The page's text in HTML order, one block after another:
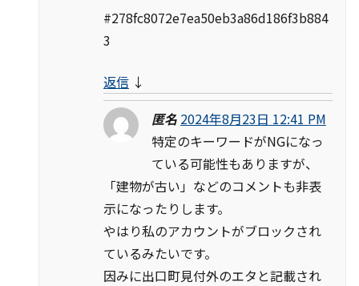
#278fc8072e7ea50eb3a86d186f3b884
3
返信 ↓
匿名 2024年8月23日 12:41 PM
特定のキーワードがNGになっ
ている可能性もありますが、
「建物が古い」などのコメントも非表
示になったりします。
やはり私のアカウントがブロックされ
ているみたいです。
因みに出口町見付外のエタと記載され